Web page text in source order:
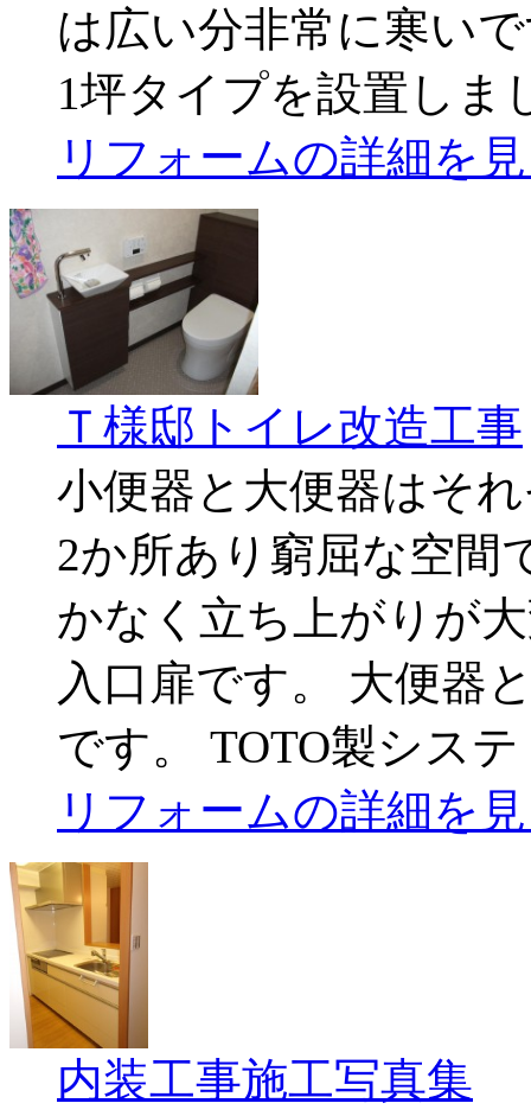
は広い分非常に寒い
1坪タイプを設置し
リフォームの詳細を
Ｔ様邸トイレ改造工事
小便器と大便器はそ
2か所あり窮屈な空間
かなく立ち上がりが
入口扉です。 大便器
です。 TOTO製シス
リフォームの詳細を
内装工事施工写真集